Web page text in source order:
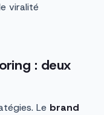
viralité
: deux
Le brand